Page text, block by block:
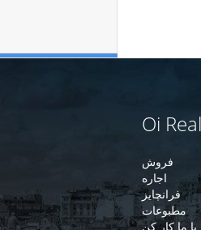
Oi
فروش
اجاره
فرانچایز
مطبوعات
با ما کار کن